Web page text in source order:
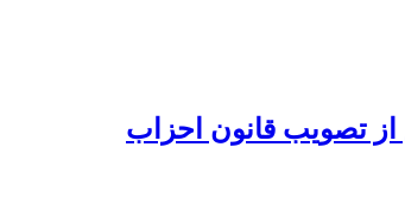
تصویب قانون احزاب